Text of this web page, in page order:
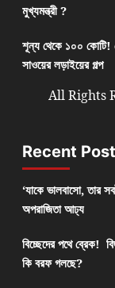
মুখ্যমন্ত্রী ?
শূন্য থেকে ১০০ কোটি!
সাওয়ের লড়াইয়ের গল্প
All Rights
Recent
‘যাকে ভালবাসো, তার
অপরাজিতা আঢ্য
বিচ্ছেদের পথে ব্রেক!
কি বরফ গলছে?